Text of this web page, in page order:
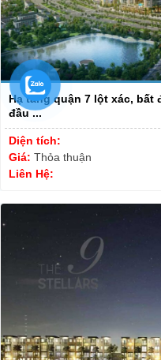
Hạ tầng quận 7 lột xác, bất
đầu ...
Diện tích:
Giá: Thỏa thuận
Liên Hệ: